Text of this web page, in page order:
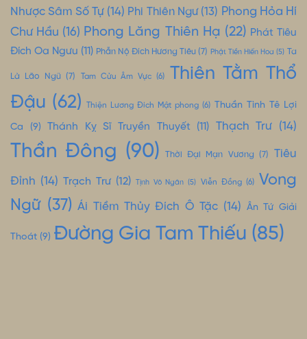
Nhược Sâm Số Tự(14) Phi Thiên Ngư(13) Phong Hỏa Hí
Chư Hầu (16) Phong Lăng Thiên Hạ (22) Phát Tiêu
Đích Oa Ngưu (11) Phẫn Nộ Đích Hương Tiêu (7) Phật Tiền Hiến Hoa (5) Ta
Là Lão Ngũ(7) Tam Cửu Âm Vực (6)
Thiên Tằm Thổ
Đậu (62) Thiện Lương Đích Mật phong (6) Thuần Tình Tê Lợi
Ca (9) Thánh Kỵ Sĩ Truyền Thuyết(11) Thạch Trư (14)
Thần Đông (90) Thời Đại Mạn Vương (7) Tiêu
Đỉnh (14) Trạch Trư(12) Tịnh Vô Ngân (5) Viễn Đồng (6) Vong
Ngữ(37) Ái Tiềm Thủy Đích Ô Tặc (14) Ân Tứ Giải
Thoát (9) Đường Gia Tam Thiếu (85)